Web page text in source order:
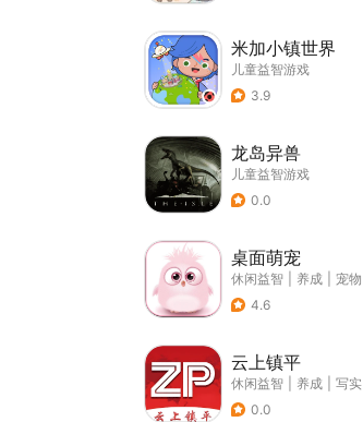
米加小镇世界
儿童益智游戏
3.9
龙岛异兽
儿童益智游戏
0.0
桌面萌宠
休闲益智 养成
宠物
4.6
云上镇平
休闲益智 养成
写实
0.0